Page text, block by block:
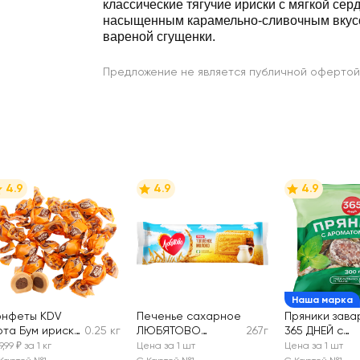
классические тягучие ириски с мягкой
насыщенным карамельно-сливочным
вареной сгущенки.
Предложение не является публичной офертой
4.9
KDV
Бум ириска 0.25 кг
₽ за 1 кг
4.9
Печенье сахарное
ЛЮБЯТОВО
Топленое молоко
267г
Цена за 1 шт
Наша марка
4.9
Пряники
365 ДНЕЙ с
ароматом
Цена за 1 шт